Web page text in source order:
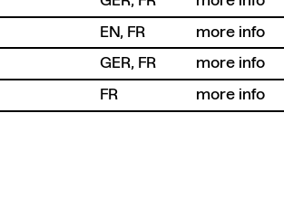
EN, FR more info
GER, FR more info
FR
more info